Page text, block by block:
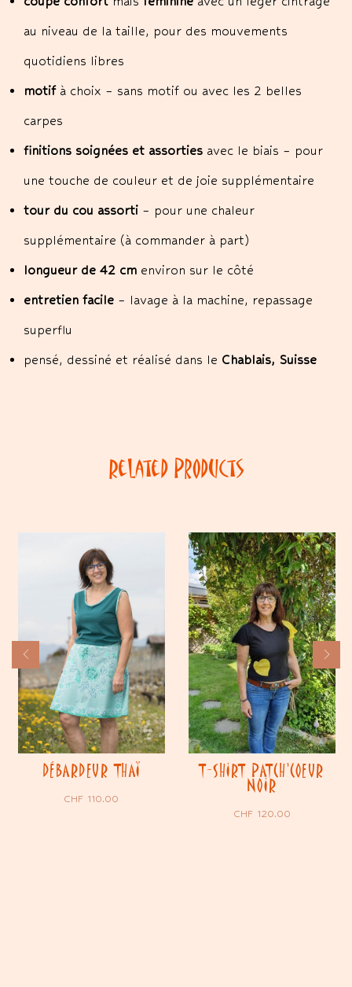
au niveau de la taille, pour des mouvements
quotidiens libres
motifà choix – sans motif ou avec les 2 belles
carpes
finitions soignées et assorties avec le biais – pour
une touche de couleur et de joie supplémentaire
tour du cou assorti – pour une chaleur
supplémentaire (à commander à part)
longueur de 42 cm environ sur le côté
entretien facile – lavage à la machine, repassage
superflu
pensé, dessiné et réalisé dans le Chablais, Suisse
Related Products
DÉBARDEUR THAÏ
CHF 110.00
T-SHIRT PATCH’COEUR
NOIR
CHF120.00